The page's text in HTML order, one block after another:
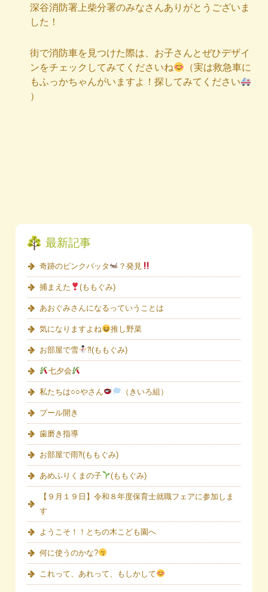
深谷消防署上柴分署のみなさんありがとうございま
した！
街で消防車を見つけた際は、お子さんとぜひデザイ
ンをチェックしてみてくださいね
（実は救急車に
もふっかちゃんがいますよ！探してみてください
）
最新記事
奇跡のピンクバッタ ？発見
捕まえた (ももぐみ)
あおぐみさんになるっていうことは
気になりますよね 推し野菜
お部屋で雪 ⁈(ももぐみ)
七夕会
私たちは○○やさん （きいろ組）
プール開き
歯磨き指導
お部屋で雨⁈(ももぐみ)
あめふりくまの子 (ももぐみ)
【９月１９日】令和８年度保育士就職フェアに参加しま
す
ようこそ！！とちの木こども園へ
何に使うのかな?
これって、あれって、もしかして